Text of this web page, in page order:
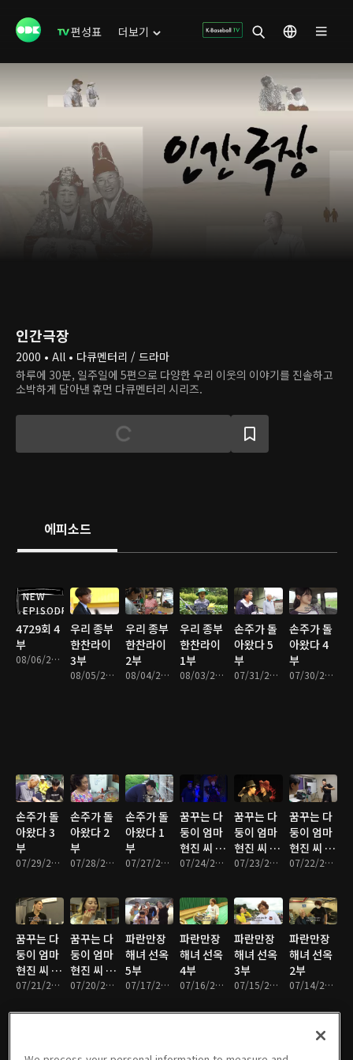
편성표 더보기
인간극장
2000 • All • 다큐멘터리 / 드라마
하루에 30분, 일주일에 5편으로 다양한 우리 이웃의 이야기를 진솔하고
소박하게 담아낸 휴먼 다큐멘터리 시리즈.
에피소드
NEW
EPISODE
4729회 4
부
08/06/2026 • 33분
우리 종부
한찬라이
3부
08/05/2026 • 33분
우리 종부
한찬라이
2부
08/04/2026 • 33분
우리 종부
한찬라이
1부
08/03/2026 • 33분
손주가 돌
아왔다 5
부
07/31/2026 • 33분
손주가 돌
아왔다 4
부
07/30/2026 • 33분
손주가 돌
아왔다 3
부
07/29/2026 • 33분
손주가 돌
아왔다 2
부
07/28/2026 • 33분
손주가 돌
아왔다 1
부
07/27/2026 • 33분
꿈꾸는 다
둥이 엄마
현진 씨 5
부
07/24/2026 • 33분
꿈꾸는 다
둥이 엄마
현진 씨 4
부
07/23/2026 • 33분
꿈꾸는 다
둥이 엄마
현진 씨 3
부
07/22/2026 • 33분
꿈꾸는 다
둥이 엄마
현진 씨 2
부
07/21/2026 • 33분
꿈꾸는 다
둥이 엄마
현진 씨 1
부
07/20/2026 • 33분
파란만장
해녀 선옥
5부
07/17/2026 • 33분
파란만장
해녀 선옥
4부
07/16/2026 • 33분
파란만장
해녀 선옥
3부
07/15/2026 • 33분
파란만장
해녀 선옥
2부
07/14/2026 • 33분